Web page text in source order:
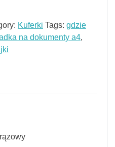
Kuferki Tags: gdzie
na dokumenty a4,